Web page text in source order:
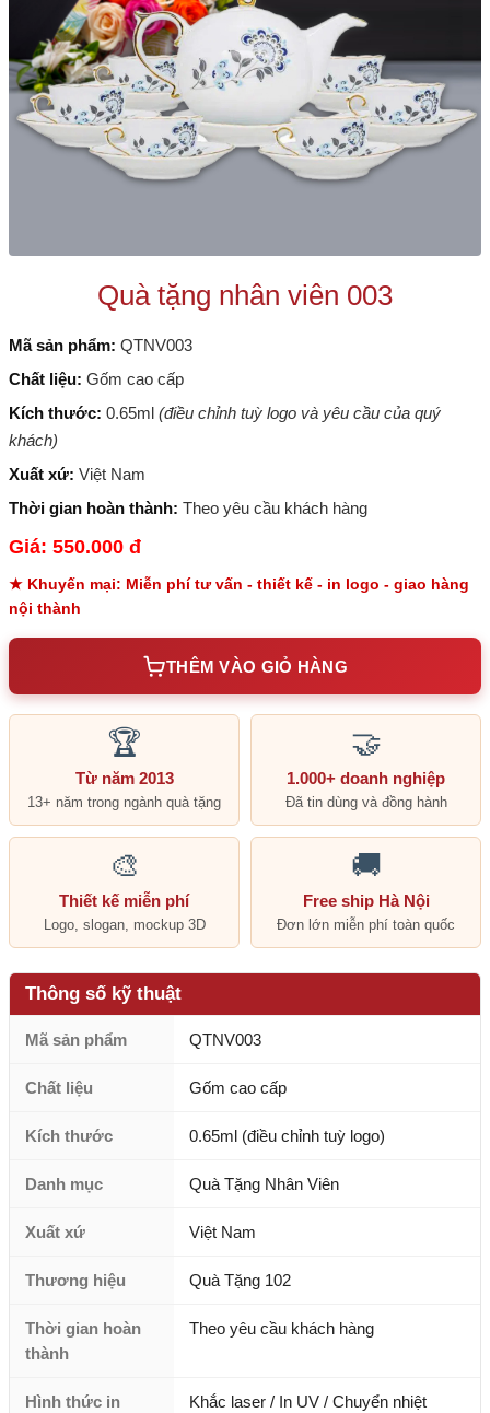
Quà tặng nhân viên 003
Mã sản phẩm: QTNV003
Chất liệu: Gốm cao cấp
Kích thước: 0.65ml (điều chỉnh tuỳ logo và yêu cầu của quý
khách)
Xuất xứ: Việt Nam
Thời gian hoàn thành: Theo yêu cầu khách hàng
Giá: 550.000 đ
★ Khuyến mại: Miễn phí tư vấn - thiết kế - in logo - giao hàng
nội thành
THÊM VÀO GIỎ HÀNG
🏆
Từ năm 2013
13+ năm trong ngành quà tặng
🤝
1.000+ doanh nghiệp
Đã tin dùng và đồng hành
🎨
Thiết kế miễn phí
Logo, slogan, mockup 3D
🚚
Free ship Hà Nội
Đơn lớn miễn phí toàn quốc
Thông số kỹ thuật
Mã sản phẩm QTNV003
Chất liệu Gốm cao cấp
Kích thước 0.65ml (điều chỉnh tuỳ logo)
Danh mục Quà Tặng Nhân Viên
Xuất xứ Việt Nam
Thương hiệu Quà Tặng 102
Thời gian hoàn
thành
Theo yêu cầu khách hàng
Hình thức in Khắc laser / In UV / Chuyển nhiệt